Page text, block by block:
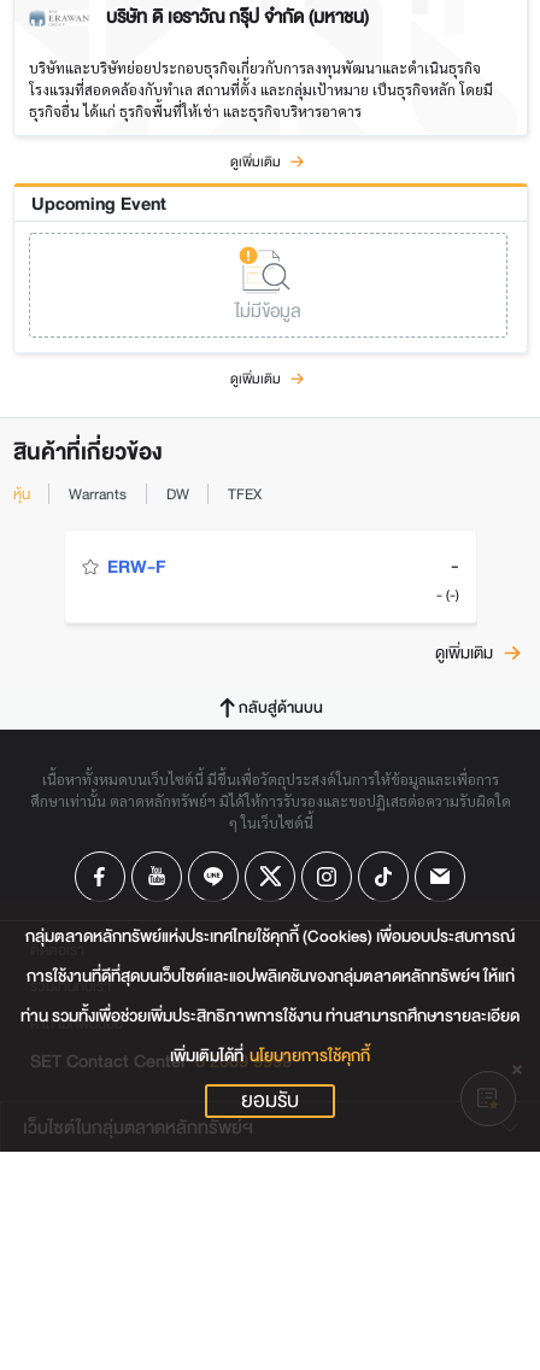
บริษัท ดิ เอราวัณ กรุ๊ป จำกัด (มหาชน)
บริษัทและบริษัทย่อยประกอบธุรกิจเกี่ยวกับการลงทุนพัฒนาและดำเนินธุรกิจ
โรงแรมที่สอดคล้องกับทำเล สถานที่ตั้ง และกลุ่มเป้าหมาย เป็นธุรกิจหลัก โดยมี
ธุรกิจอื่น ได้แก่ ธุรกิจพื้นที่ให้เช่า และธุรกิจบริหารอาคาร
ดูเพิ่มเติม
Upcoming Event
ไม่มีข้อมูล
ดูเพิ่มเติม
สินค้าที่เกี่ยวข้อง
หุ้น Warrants DW TFEX
ERW-F -
- (-)
ดูเพิ่มเติม
กลับสู่ด้านบน
เนื้อหาทั้งหมดบนเว็บไซต์นี้ มีขึ้นเพื่อวัตถุประสงค์ในการให้ข้อมูลและเพื่อการ
ศึกษาเท่านั้น ตลาดหลักทรัพย์ฯ มิได้ให้การรับรองและขอปฏิเสธต่อความรับผิดใด
ๆ ในเว็บไซต์นี้
ติดต่อเรา
ร่วมงานกับเรา
คำถามที่พบบ่อย
SET Contact Center 0 2009 9999
เว็บไซต์ในกลุ่มตลาดหลักทรัพย์ฯ
กลุ่มตลาดหลักทรัพย์แห่งประเทศไทยใช้คุกกี้ (Cookies) เพื่อมอบประสบการณ์
การใช้งานที่ดีที่สุดบนเว็บไซต์และแอปพลิเคชันของกลุ่มตลาดหลักทรัพย์ฯ ให้แก่
ท่าน รวมทั้งเพื่อช่วยเพิ่มประสิทธิภาพการใช้งาน ท่านสามารถศึกษารายละเอียด
เพิ่มเติมได้ที่นโยบายการใช้คุกกี้
ยอมรับ